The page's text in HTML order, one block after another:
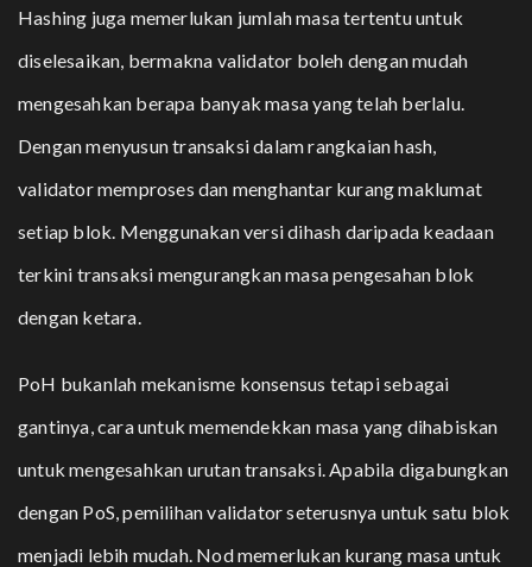
Hashing juga memerlukan jumlah masa tertentu untuk
diselesaikan, bermakna validator boleh dengan mudah
mengesahkan berapa banyak masa yang telah berlalu.
Dengan menyusun transaksi dalam rangkaian hash,
validator memproses dan menghantar kurang maklumat
setiap blok. Menggunakan versi dihash daripada keadaan
terkini transaksi mengurangkan masa pengesahan blok
dengan ketara.
PoH bukanlah mekanisme konsensus tetapi sebagai
gantinya, cara untuk memendekkan masa yang dihabiskan
untuk mengesahkan urutan transaksi. Apabila digabungkan
dengan PoS, pemilihan validator seterusnya untuk satu blok
menjadi lebih mudah. Nod memerlukan kurang masa untuk